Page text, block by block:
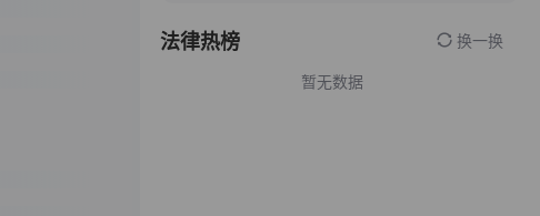
法律热榜 换一换
暂无数据